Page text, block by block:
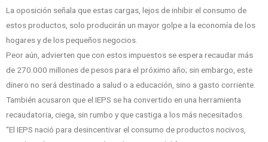
La oposición señala que estas cargas, lejos de inhibir el consumo de
estos productos, solo producirán un mayor golpe a la economía de los
hogares y de los pequeños negocios.
Peor aún, advierten que con estos impuestos se espera recaudar más
de 270.000 millones de pesos para el próximo año; sin embargo, este
dinero no será destinado a salud o a educación, sino a gasto corriente.
También acusaron que el IEPS se ha convertido en una herramienta
recaudatoria, ciega, sin rumbo y que castiga a los más necesitados.
“El IEPS nació para desincentivar el consumo de productos nocivos,